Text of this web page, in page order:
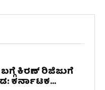
ಬಗ್ಗೆ ಕಿರಣ್ ರಿಜಿಜುಗೆ
ಕರ್ನಾಟಕ...